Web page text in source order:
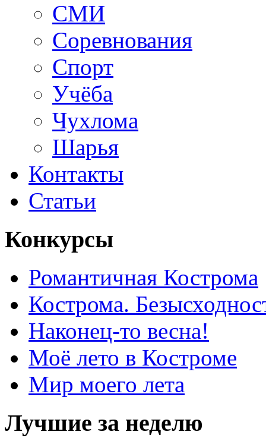
СМИ
Соревнования
Спорт
Учёба
Чухлома
Шарья
Контакты
Статьи
Конкурсы
Романтичная Кострома
Кострома.
Наконец-то весна!
Моё лето в Костроме
Мир моего лета
Лучшие за неделю